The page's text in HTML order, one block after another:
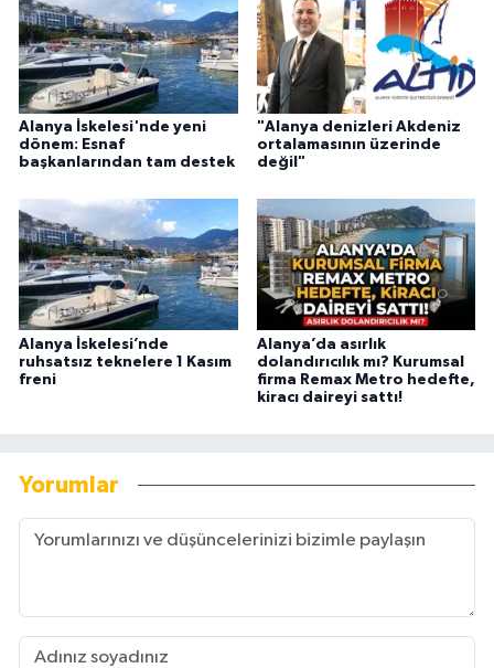
Alanya İskelesi'nde yeni
dönem: Esnaf
başkanlarından tam destek
"Alanya denizleri Akdeniz
ortalamasının üzerinde
değil"
Alanya İskelesi’nde
ruhsatsız teknelere 1 Kasım
freni
Alanya’da asırlık
dolandırıcılık mı? Kurumsal
firma Remax Metro hedefte,
kiracı daireyi sattı!
Yorumlar